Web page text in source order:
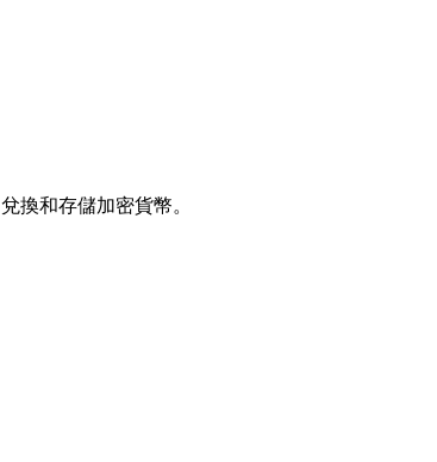
換和存儲加密貨幣。